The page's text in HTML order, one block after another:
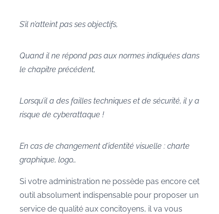
S’il n’atteint pas ses objectifs,
Quand il ne répond pas aux normes indiquées dans
le chapitre précédent,
Lorsqu’il a des failles techniques et de sécurité, il y a
risque de cyberattaque !
En cas de changement d’identité visuelle : charte
graphique, logo…
Si votre administration ne possède pas encore cet
outil absolument indispensable pour proposer un
service de qualité aux concitoyens, il va vous